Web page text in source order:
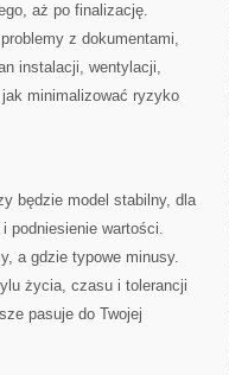
aż po finalizację.
z dokumentami,
instalacji, wentylacji,
minimalizować ryzyko
będzie model stabilny, dla
podniesienie wartości.
a gdzie typowe minusy.
życia, czasu i tolerancji
pasuje do Twojej